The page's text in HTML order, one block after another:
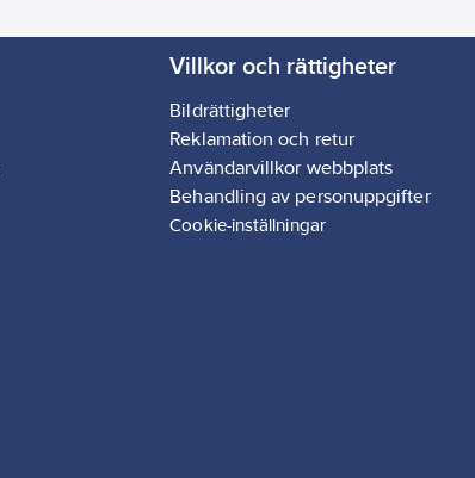
Villkor och rättigheter
Bildrättigheter
Reklamation och retur
Användarvillkor webbplats
Behandling av personuppgifter
Cookie-inställningar